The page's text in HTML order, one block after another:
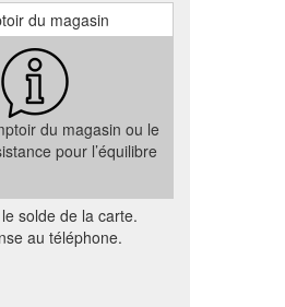
du magasin
du magasin ou le
pour l’équilibre
solde de la carte.
au téléphone.